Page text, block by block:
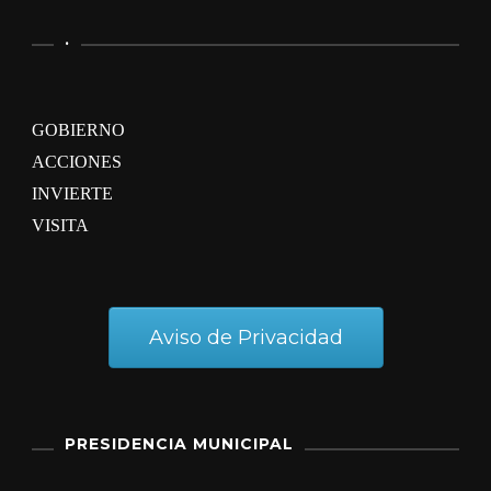
.
GOBIERNO
ACCIONES
INVIERTE
VISITA
Aviso de Privacidad
PRESIDENCIA MUNICIPAL